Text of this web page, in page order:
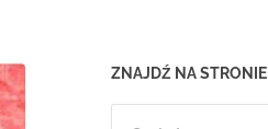
ZNAJDŹ NA STRONIE